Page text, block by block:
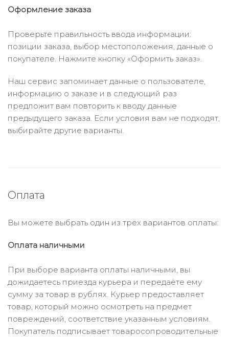
Оформление заказа
Проверьте правильность ввода информации:
позиции заказа, выбор местоположения, данные о
покупателе. Нажмите кнопку «Оформить заказ».
Наш сервис запоминает данные о пользователе,
информацию о заказе и в следующий раз
предложит вам повторить к вводу данные
предыдущего заказа. Если условия вам не подходят,
выбирайте другие варианты.
Оплата
Вы можете выбрать один из трёх вариантов оплаты:
Оплата наличными
При выборе варианта оплаты наличными, вы
дожидаетесь приезда курьера и передаёте ему
сумму за товар в рублях. Курьер предоставляет
товар, который можно осмотреть на предмет
повреждений, соответствие указанным условиям.
Покупатель подписывает товаросопроводительные